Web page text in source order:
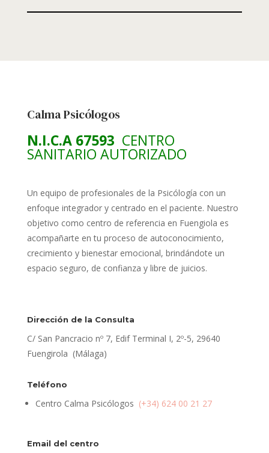
Calma Psicólogos
N.I.C.A 67593 CENTRO
SANITARIO AUTORIZADO
Un equipo de profesionales de la Psicólogía con un
enfoque integrador y centrado en el paciente. Nuestro
objetivo como centro de referencia en Fuengiola es
acompañarte en tu proceso de autoconocimiento,
crecimiento y bienestar emocional, brindándote un
espacio seguro, de confianza y libre de juicios.
Dirección de la Consulta
C/ San Pancracio nº 7, Edif Terminal I, 2º-5, 29640
Fuengirola (Málaga)
Teléfono
Centro Calma Psicólogos (+34) 624 00 21 27
Email del centro